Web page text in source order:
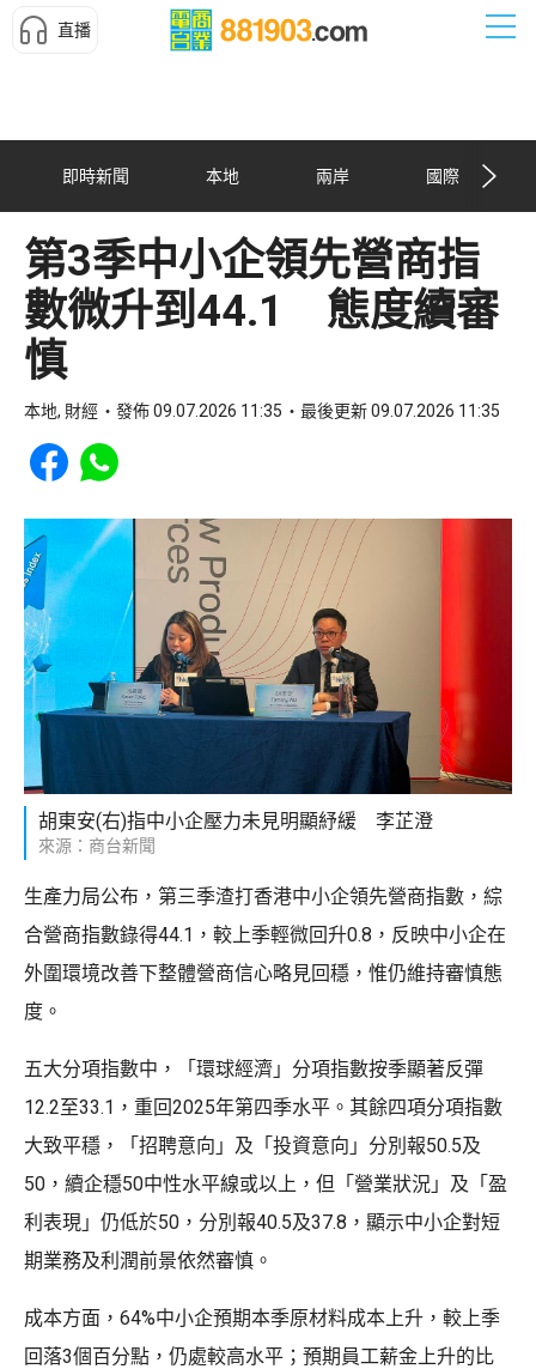
直播
即時新聞 本地 兩岸 國際
第3季中小企領先營商指
數微升到44.1 態度續審
慎
本地, 財經 發佈 09.07.2026 11:35 最後更新 09.07.2026 11:35
Share to Facebook
Share to WhatsApp
胡東安(右)指中小企壓力未見明顯紓緩 李芷澄
來源：商台新聞
生產力局公布，第三季渣打香港中小企領先營商指數，綜
合營商指數錄得44.1，較上季輕微回升0.8，反映中小企在
外圍環境改善下整體營商信心略見回穩，惟仍維持審慎態
度。
五大分項指數中，「環球經濟」分項指數按季顯著反彈
12.2至33.1，重回2025年第四季水平。其餘四項分項指數
大致平穩，「招聘意向」及「投資意向」分別報50.5及
50，續企穩50中性水平線或以上，但「營業狀況」及「盈
利表現」仍低於50，分別報40.5及37.8，顯示中小企對短
期業務及利潤前景依然審慎。
成本方面，64%中小企預期本季原材料成本上升，較上季
回落3個百分點，仍處較高水平；預期員工薪金上升的比